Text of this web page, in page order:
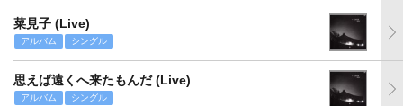
菜見子 (Live)
アルバム シングル
思えば遠くへ来たもんだ (Live)
アルバム シングル